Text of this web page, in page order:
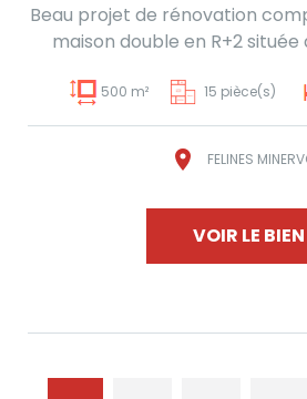
Beau projet de rénovation
maison double en R+2 située
500 m² 15 pièce(s)
FELINES
VOIR LE BIEN